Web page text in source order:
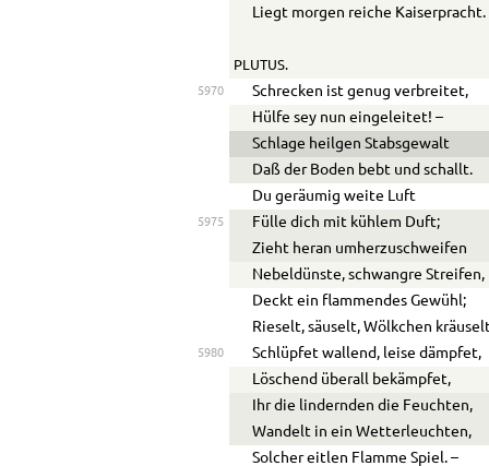
Liegt morgen reiche Kaiserpracht.
PLUTUS.
5970
Schrecken ist genug verbreitet,
Hülfe sey nun eingeleitet! –
Schlage heilgen Stabsgewalt
Daß der Boden bebt und schallt.
Du geräumig weite Luft
5975
Fülle dich mit kühlem Duft;
Zieht heran umherzuschweifen
Nebeldünste, schwangre Streifen,
Deckt ein flammendes Gewühl;
Rieselt, säuselt, Wölkchen
5980
Schlüpfet wallend, leise dämpfet,
Löschend überall bekämpfet,
Ihr die lindernden die Feuchten,
Wandelt in ein Wetterleuchten,
Solcher eitlen Flamme Spiel. –